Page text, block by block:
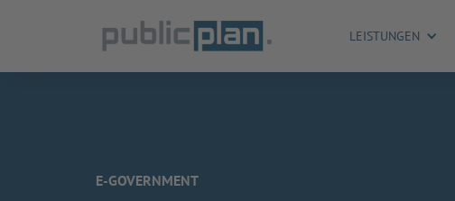
LEISTUNGEN
E-GOVERNMENT